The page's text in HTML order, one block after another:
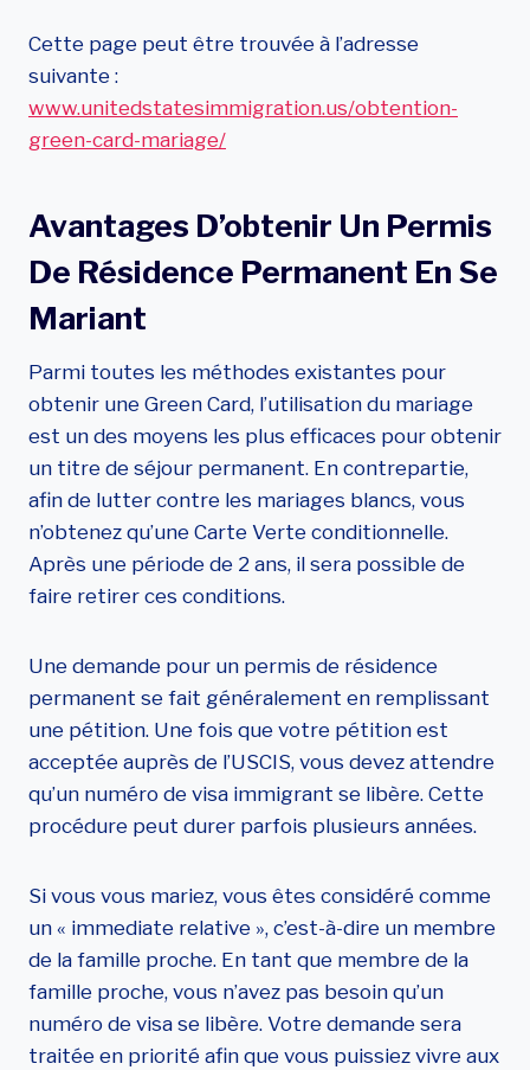
Cette page peut être trouvée à l’adresse
suivante :
www.unitedstatesimmigration.us/obtention-
green-card-mariage/
Avantages D’obtenir Un Permis
De Résidence Permanent En Se
Mariant
Parmi toutes les méthodes existantes pour
obtenir une Green Card, l’utilisation du mariage
est un des moyens les plus efficaces pour obtenir
un titre de séjour permanent. En contrepartie,
afin de lutter contre les mariages blancs, vous
n’obtenez qu’une Carte Verte conditionnelle.
Après une période de 2 ans, il sera possible de
faire retirer ces conditions.
Une demande pour un permis de résidence
permanent se fait généralement en remplissant
une pétition. Une fois que votre pétition est
acceptée auprès de l’USCIS, vous devez attendre
qu’un numéro de visa immigrant se libère. Cette
procédure peut durer parfois plusieurs années.
Si vous vous mariez, vous êtes considéré comme
un « immediate relative », c’est-à-dire un membre
de la famille proche. En tant que membre de la
famille proche, vous n’avez pas besoin qu’un
numéro de visa se libère. Votre demande sera
traitée en priorité afin que vous puissiez vivre aux